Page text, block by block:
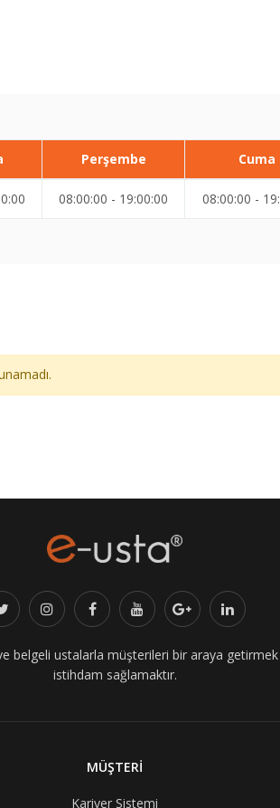
Perşembe Cuma
08:00:00 - 19:00:00 08:00:00 -
belgeli ustalarla müşterileri bir araya getirmek
istihdam sağlamaktır.
MÜŞTERİ
Kariyer Sistemi